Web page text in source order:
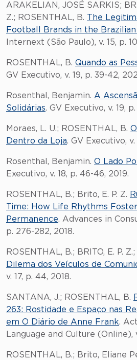
ARAKELIAN, JOSÉ SARKIS;
Z.; ROSENTHAL, B. The
Football Brands in the
Internext (São Paulo), v. 15, p.
ROSENTHAL, B. Quando as
GV Executivo, v. 19, p. 39-42,
Rosenthal, Benjamin. A
Solidárias. GV Executivo, v. 19,
Moraes, L. U.; ROSENTHAL, B.
Dentro da Loja. GV Executivo,
Rosenthal, Benjamin. O Lado
Executivo, v. 18, p. 46-46, 2019.
ROSENTHAL, B.; Brito, E. P. Z.
Time: How Life Rhythms
Permanence. Advances in
p. 276-282, 2018.
ROSENTHAL, B.; BRITO, E. P.
Dilema dos Veículos de
v. 17, p. 44, 2018.
SANTANA, J.; ROSENTHAL, B.
263: Rostidade e Espaço nas
em O Diário de Anne Frank.
Language and Culture (Online),
ROSENTHAL, B.; Brito, Eliane